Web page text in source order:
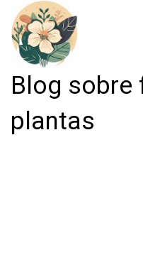
Blog sobre
plantas